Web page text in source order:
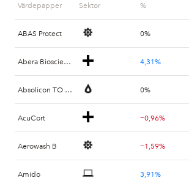
Värdepapper
ABAS Protect
Abera Bioscience
Absolicon TO 2 B
AcuCort
Aerowash B
Amido
Sektor %
0%
4,31%
0%
−0,96%
−1,59%
3,91%